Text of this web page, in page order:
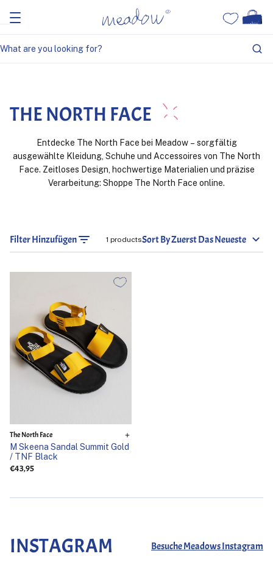
THE NORTH FACE
Entdecke The North Face bei Meadow – sorgfältig
ausgewählte Kleidung, Schuhe und Accessoires von The North
Face. Zeitloses Design, hochwertige Materialien und präzise
Verarbeitung: Shoppe The North Face online.
Filter Hinzufügen 1 productsSort By Zuerst Das Neueste
The North Face
M Skeena Sandal Summit Gold
/ TNF Black
€43,95
INSTAGRAM Besuche Meadows Instagram